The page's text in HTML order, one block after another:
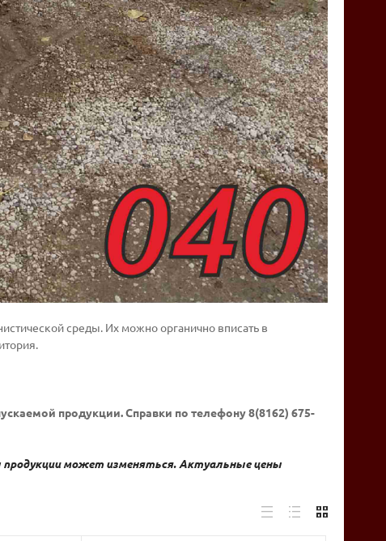
среды. Их можно органично вписать в
продукции. Справки по телефону 8(8162) 675-
продукции может изменяться. Актуальные цены